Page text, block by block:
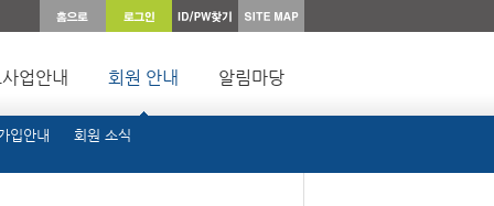
업안내 회원 안내
입안내 회원 소식
알림마당